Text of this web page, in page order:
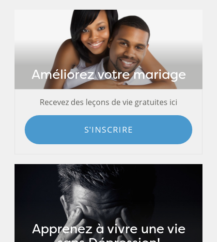
Améliorez votre mariage
Recevez des leçons de vie gratuites ici
S'INSCRIRE
Apprenez à vivre une vie